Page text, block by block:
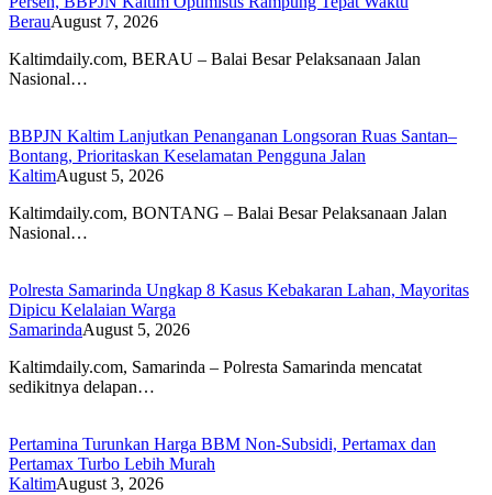
BerauAugust 7, 2026
Kaltimdaily.com, BERAU – Balai Besar Pelaksanaan Jalan
Nasional…
BBPJN Kaltim Lanjutkan Penanganan Longsoran Ruas Santan–
Bontang, Prioritaskan Keselamatan Pengguna Jalan
KaltimAugust 5, 2026
Kaltimdaily.com, BONTANG – Balai Besar Pelaksanaan Jalan
Nasional…
Polresta Samarinda Ungkap 8 Kasus Kebakaran Lahan, Mayoritas
Dipicu Kelalaian Warga
SamarindaAugust 5, 2026
Kaltimdaily.com, Samarinda – Polresta Samarinda mencatat
sedikitnya delapan…
Pertamina Turunkan Harga BBM Non-Subsidi, Pertamax dan
Pertamax Turbo Lebih Murah
KaltimAugust 3, 2026